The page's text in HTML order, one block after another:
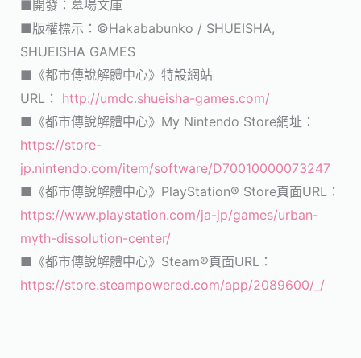
■開發：墓場文庫
■版權標示：©Hakababunko / SHUEISHA,
SHUEISHA GAMES
■《都市傳說解體中心》特設網站
URL： http://umdc.shueisha-games.com/
■《都市傳說解體中心》My Nintendo Store網址：
https://store-
jp.nintendo.com/item/software/D70010000073247
■《都市傳說解體中心》PlayStation® Store頁面URL：
https://www.playstation.com/ja-jp/games/urban-
myth-dissolution-center/
■《都市傳說解體中心》Steam®頁面URL：
https://store.steampowered.com/app/2089600/_/